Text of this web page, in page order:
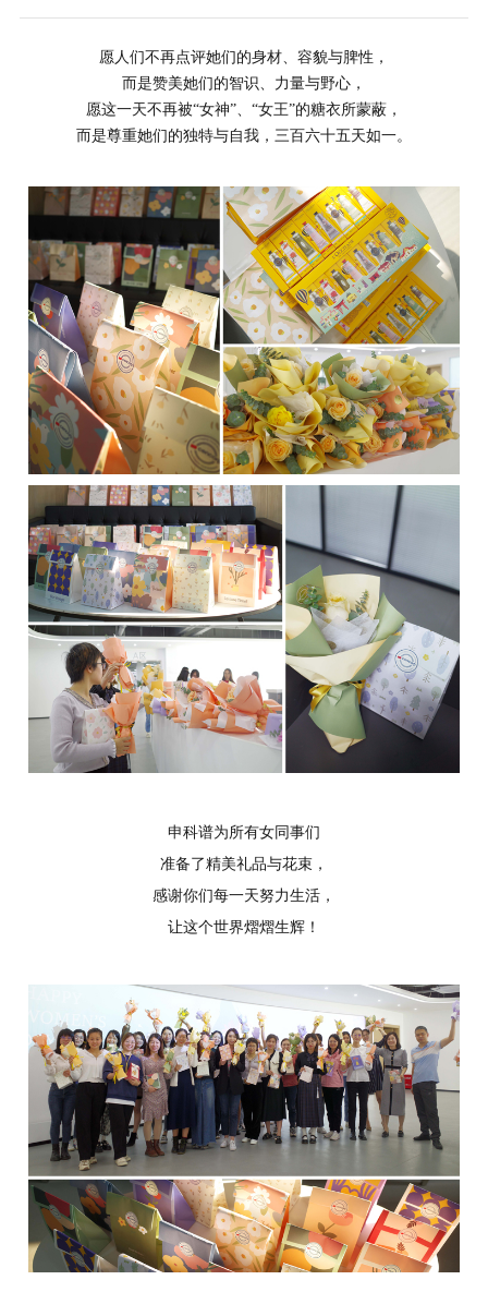
愿人们不再点评她们的身材、容貌与脾性，
而是赞美她们的智识、力量与野心，
愿这一天不再被“女神”、“女王”的糖衣所蒙蔽，
而是尊重她们的独特与自我，三百六十五天如一。
申科谱为所有女同事们
准备了精美礼品与花束，
感谢你们每一天努力生活，
让这个世界熠熠生辉！